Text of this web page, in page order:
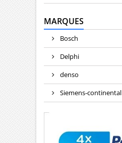
MARQUES
Bosch
Delphi
denso
Siemens-continental